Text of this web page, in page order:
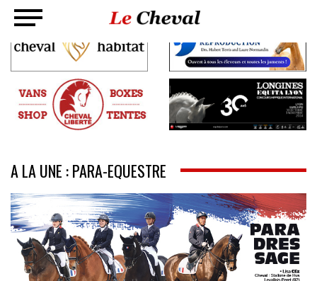
A LA UNE : PARA-EQUESTRE